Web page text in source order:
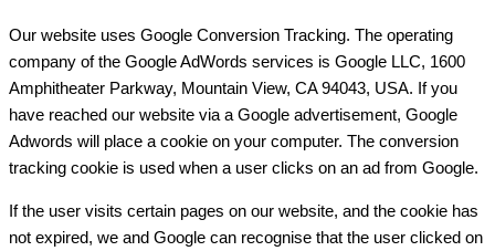
Our website uses Google Conversion Tracking. The operating
company of the Google AdWords services is Google LLC, 1600
Amphitheater Parkway, Mountain View, CA 94043, USA. If you
have reached our website via a Google advertisement, Google
Adwords will place a cookie on your computer. The conversion
tracking cookie is used when a user clicks on an ad from Google.
If the user visits certain pages on our website, and the cookie has
not expired, we and Google can recognise that the user clicked on